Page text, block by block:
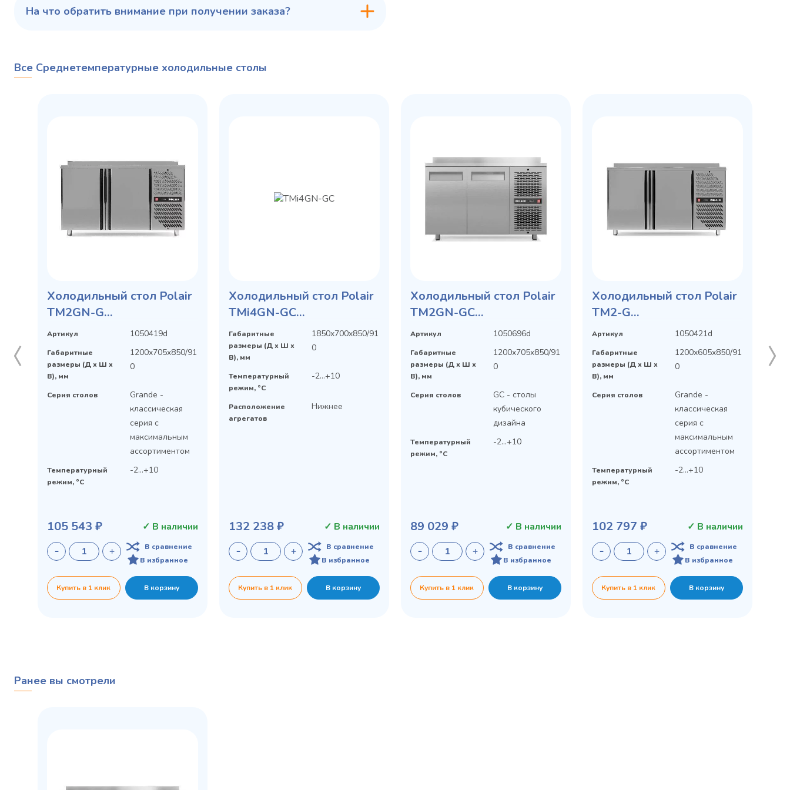
На что обратить внимание при получении заказа?
Все Среднетемпературные холодильные столы
Холодильный стол Polair
TM2GN-G
среднетемпературный
Артикул 1050419d
Габаритные
размеры (Д х Ш х
В), мм
1200x705x850/91
0
Серия столов
Grande -
классическая
серия с
максимальным
ассортиментом
Температурный
режим, °C
-2...+10
105 543 ₽ ✓ В наличии
В сравнение
В избранное
Купить в 1 клик В корзину
Холодильный стол Polair
TMi4GN-GC
среднетемпературный
Габаритные
размеры (Д х Ш х
В), мм
1850x700x850/91
0
Температурный
режим, °C
-2...+10
Расположение
агрегатов
Нижнее
132 238 ₽ ✓ В наличии
В сравнение
В избранное
Купить в 1 клик В корзину
Холодильный стол Polair
TM2GN-GС
среднетемпературный
Артикул 1050696d
Габаритные
размеры (Д х Ш х
В), мм
1200x705x850/91
0
Серия столов
GC - столы
кубического
дизайна
Температурный
режим, °C
-2...+10
89 029 ₽ ✓ В наличии
В сравнение
В избранное
Купить в 1 клик В корзину
Холодильный стол Polair
TM2-G
среднетемпературный
Артикул 1050421d
Габаритные
размеры (Д х Ш х
В), мм
1200x605x850/91
0
Серия столов
Grande -
классическая
серия с
максимальным
ассортиментом
Температурный
режим, °C
-2...+10
102 797 ₽ ✓ В наличии
В сравнение
В избранное
Купить в 1 клик В корзину
Ранее вы смотрели